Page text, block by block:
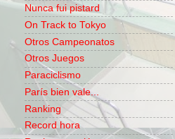
Nunca fui pistard
On Track to Tokyo
Otros Campeonatos
Otros Juegos
Paraciclismo
París bien vale...
Ranking
Record hora